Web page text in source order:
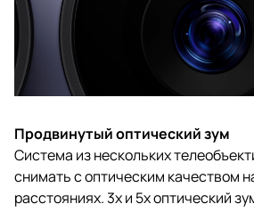
Продвинутый оптический зум
Система из нескольких
снимать с оптическим качеством
расстояниях. 3x и 5x оптический